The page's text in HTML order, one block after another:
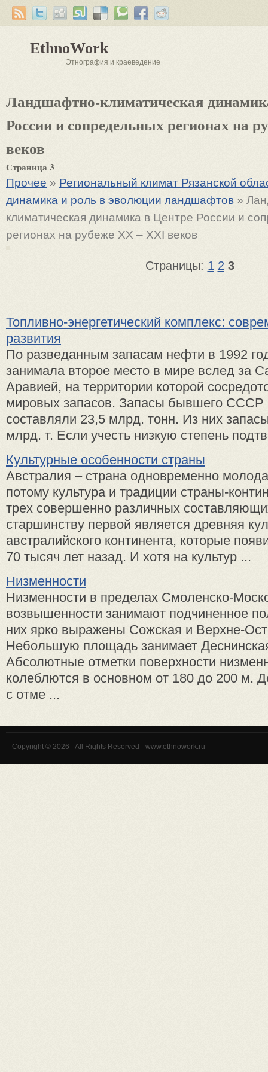
EthnoWork
Этнография и краеведение
Ландшафтно-климатическая
России и сопредельных регионах на
веков
Страница 3
Прочее » Региональный климат Рязанской
динамика и роль в эволюции ландшафтов »
климатическая динамика в Центре России и
регионах на рубеже XX – XXI веков
Страницы: 1 2 3
Топливно-энергетический комплекс:
развития
По разведанным запасам нефти в 1992
занимала второе место в мире вслед за
Аравией, на территории которой
мировых запасов. Запасы бывшего СССР
составляли 23,5 млрд. тонн. Из них
млрд. т. Если учесть низкую степень
Культурные особенности страны
Австралия – страна одновременно
потому культура и традиции страны-
трех совершенно различных
старшинству первой является древняя
австралийского континента, которые
70 тысяч лет назад. И хотя на культур ...
Низменности
Низменности в пределах Смоленско-
возвышенности занимают подчиненное
них ярко выражены Сожская и Верхне-
Небольшую площадь занимает
Абсолютные отметки поверхности
колеблются в основном от 180 до 200 м.
с отме ...
Copyright © 2026 - All Rights Reserved - www.ethnowork.ru